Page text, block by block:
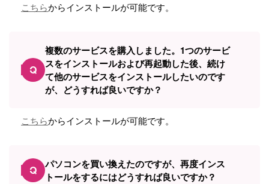
こちらからインストールが可能です。
Q
複数のサービスを購入しました。1つのサービ
スをインストールおよび再起動した後、続け
て他のサービスをインストールしたいのです
が、どうすれば良いですか？
こちらからインストールが可能です。
Q
パソコンを買い換えたのですが、再度インス
トールをするにはどうすれば良いですか？